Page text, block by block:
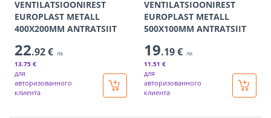
VENTILATSIOONIREST
EUROPLAST METALL
400X200MM ANTRATSIIT
22.92 € /tk
13.75 €
для
авторизованного
клиента
VENTILATSIOONIREST
EUROPLAST METALL
500X100MM ANTRATSIIT
19.19 € /tk
11.51 €
для
авторизованного
клиента